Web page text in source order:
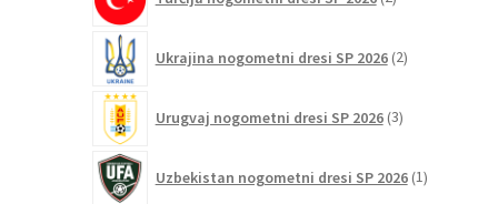
izdelka
Ukrajina nogometni dresi SP 2026 2izdelka
Urugvaj nogometni dresi SP 2026 3izdelki
Uzbekistan nogometni dresi SP 2026 1izdelek